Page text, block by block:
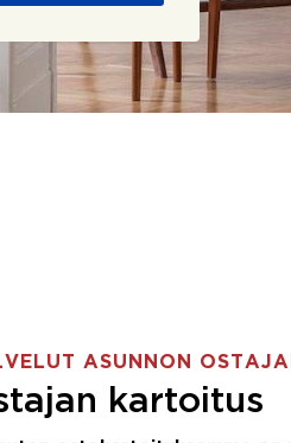
ASUNNON
kartoitus